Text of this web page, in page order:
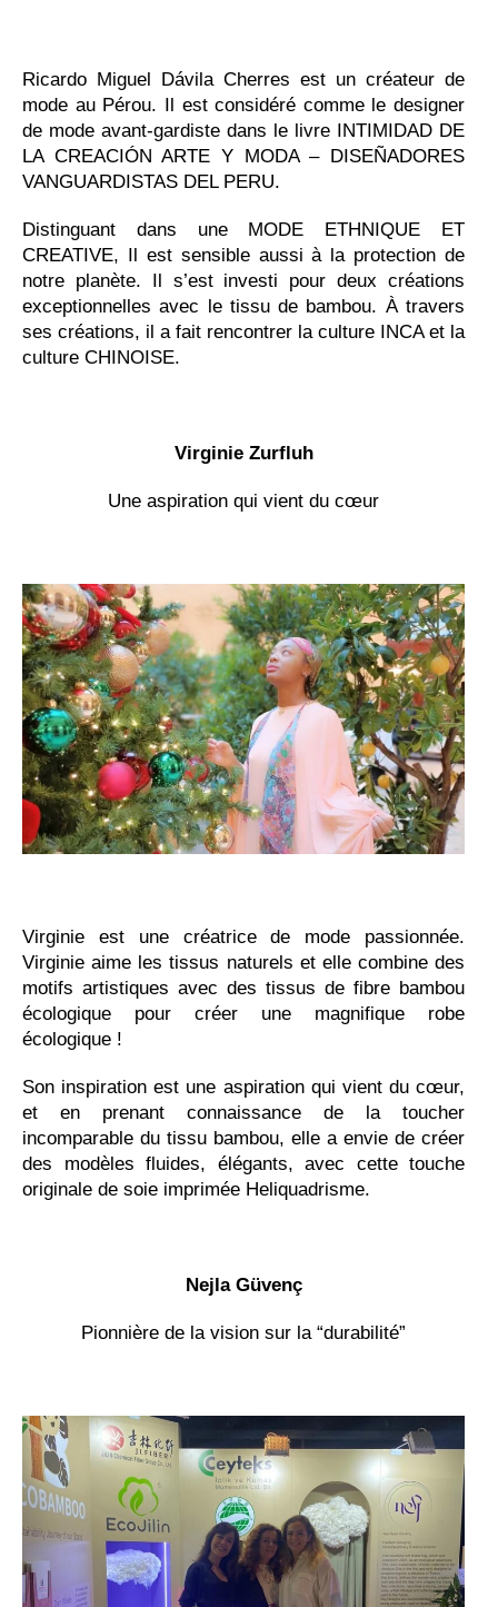
Ricardo Miguel Dávila Cherres est un créateur de
mode au Pérou. Il est considéré comme le designer
de mode avant-gardiste dans le livre INTIMIDAD DE
LA CREACIÓN ARTE Y MODA – DISEÑADORES
VANGUARDISTAS DEL PERU.
Distinguant dans une MODE ETHNIQUE ET
CREATIVE, Il est sensible aussi à la protection de
notre planète. Il s’est investi pour deux créations
exceptionnelles avec le tissu de bambou. À travers
ses créations, il a fait rencontrer la culture INCA et la
culture CHINOISE.
Virginie Zurfluh
Une aspiration qui vient du cœur
Virginie est une créatrice de mode passionnée.
Virginie aime les tissus naturels et elle combine des
motifs artistiques avec des tissus de fibre bambou
écologique pour créer une magnifique robe
écologique !
Son inspiration est une aspiration qui vient du cœur,
et en prenant connaissance de la toucher
incomparable du tissu bambou, elle a envie de créer
des modèles fluides, élégants, avec cette touche
originale de soie imprimée Heliquadrisme.
Nejla Güvenç
Pionnière de la vision sur la “durabilité”